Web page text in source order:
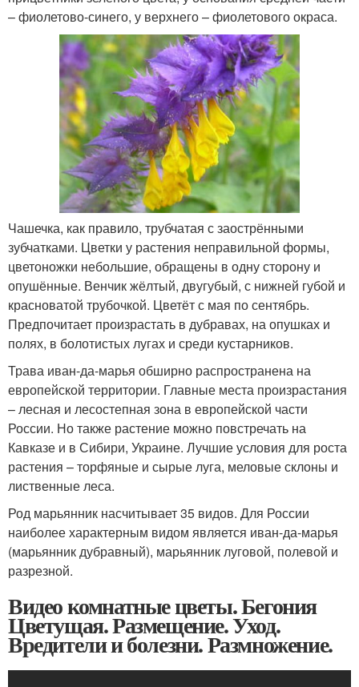
– фиолетово-синего, у верхнего – фиолетового окраса.
Чашечка, как правило, трубчатая с заострёнными
зубчатками. Цветки у растения неправильной формы,
цветоножки небольшие, обращены в одну сторону и
опушённые. Венчик жёлтый, двугубый, с нижней губой и
красноватой трубочкой. Цветёт с мая по сентябрь.
Предпочитает произрастать в дубравах, на опушках и
полях, в болотистых лугах и среди кустарников.
Трава иван-да-марья обширно распространена на
европейской территории. Главные места произрастания
– лесная и лесостепная зона в европейской части
России. Но также растение можно повстречать на
Кавказе и в Сибири, Украине. Лучшие условия для роста
растения – торфяные и сырые луга, меловые склоны и
лиственные леса.
Род марьянник насчитывает 35 видов. Для России
наиболее характерным видом является иван-да-марья
(марьянник дубравный), марьянник луговой, полевой и
разрезной.
Видео комнатные цветы. Бегония
Цветущая. Размещение. Уход.
Вредители и болезни. Размножение.